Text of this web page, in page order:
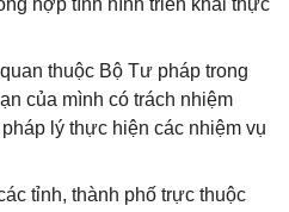
hợp tình hình triển khai thực
thuộc Bộ Tư pháp trong
của mình có trách nhiệm
lý thực hiện các nhiệm vụ
tỉnh, thành phố trực thuộc